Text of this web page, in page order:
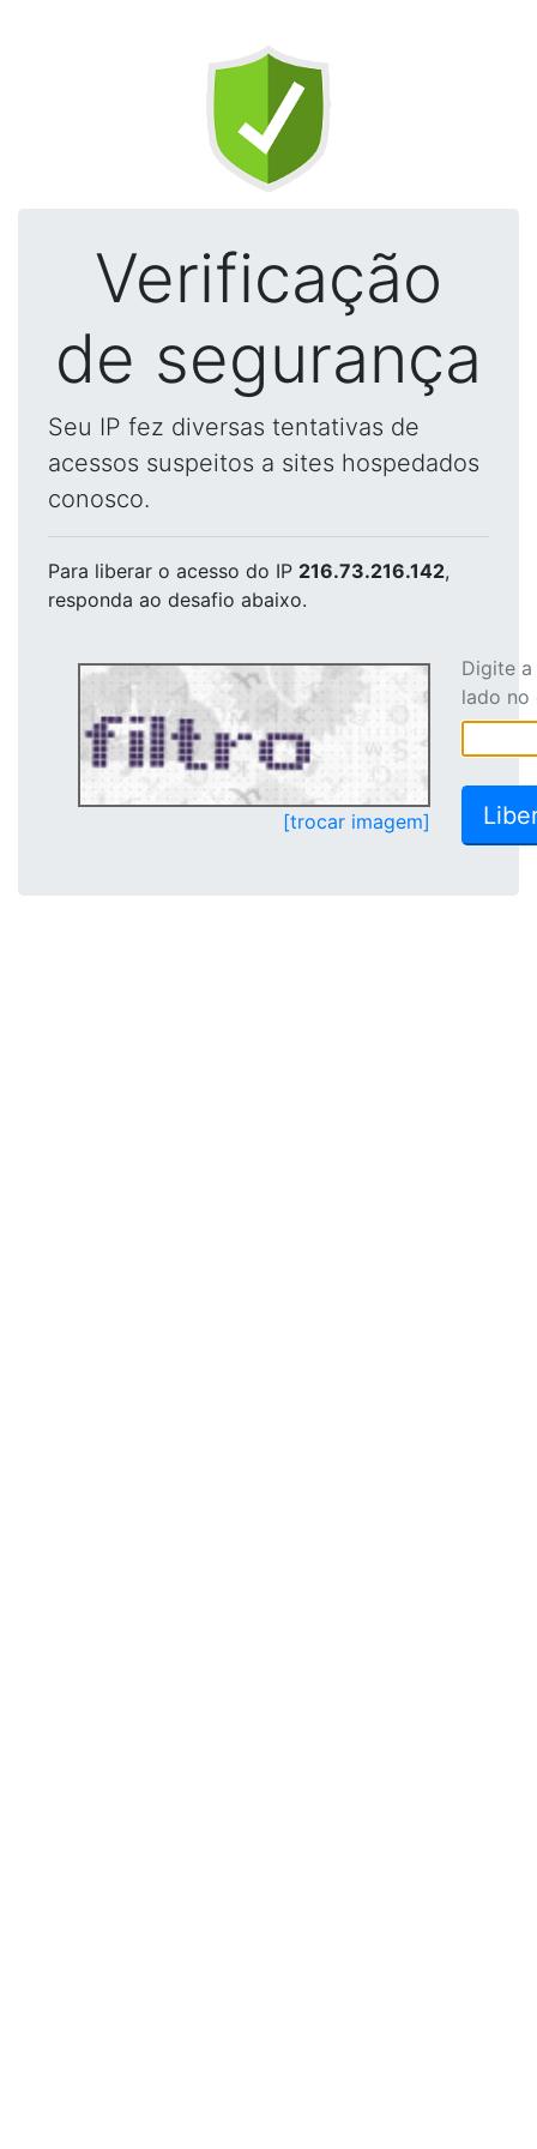
Verificação
de segurança
Seu IP fez diversas tentativas de
acessos suspeitos a sites hospedados
conosco.
Para liberar o acesso do IP 216.73.216.142,
responda ao desafio abaixo.
[trocar imagem]
Digite
lado no